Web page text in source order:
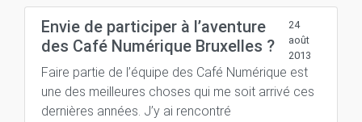
Envie de participer à l’aventure
des Café Numérique Bruxelles ?
24
août
2013
Faire partie de l’équipe des Café Numérique est
une des meilleures choses qui me soit arrivé ces
dernières années. J’y ai rencontré